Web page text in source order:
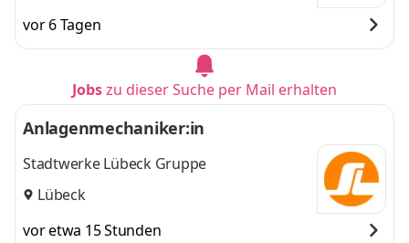
vor 6 Tagen
Jobszu dieser Suche per Mail erhalten
Anlagenmechaniker:in
Stadtwerke Lübeck Gruppe
Lübeck
vor etwa 15 Stunden